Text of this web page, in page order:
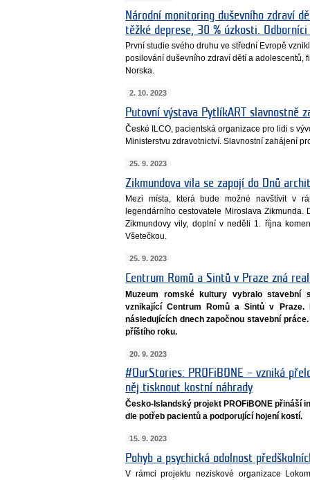
Národní monitoring duševního zdraví
těžké deprese, 30 % úzkosti.
První studie svého druhu ve střední Evropě
posilování duševního zdraví dětí a adolescentů,
Norska.
2. 10. 2023
Putovní výstava PytlíkART slavnostně
České ILCO, pacientská organizace pro lidi s
Ministerstvu zdravotnictví. Slavnostní zahájení
25. 9. 2023
Zikmundova vila se zapojí do Dnů
Mezi místa, která bude možné navštívit v
legendárního cestovatele Miroslava
Zikmundovy vily, doplní v neděli 1. října
Všetečkou.
25. 9. 2023
Centrum Romů a Sintů v Praze zná
Muzeum romské kultury vybralo stavební
vznikající Centrum Romů a Sintů v
následujících dnech započnou stavební
příštího roku.
20. 9. 2023
#OurStories: PROFiBONE – vzniká
něj tisknout kostní náhrady
Česko-Islandský projekt PROFiBONE přináší
dle potřeb pacientů a podporující hojení kostí.
15. 9. 2023
Pohyb a psychická odolnost
V rámci projektu neziskové organizace